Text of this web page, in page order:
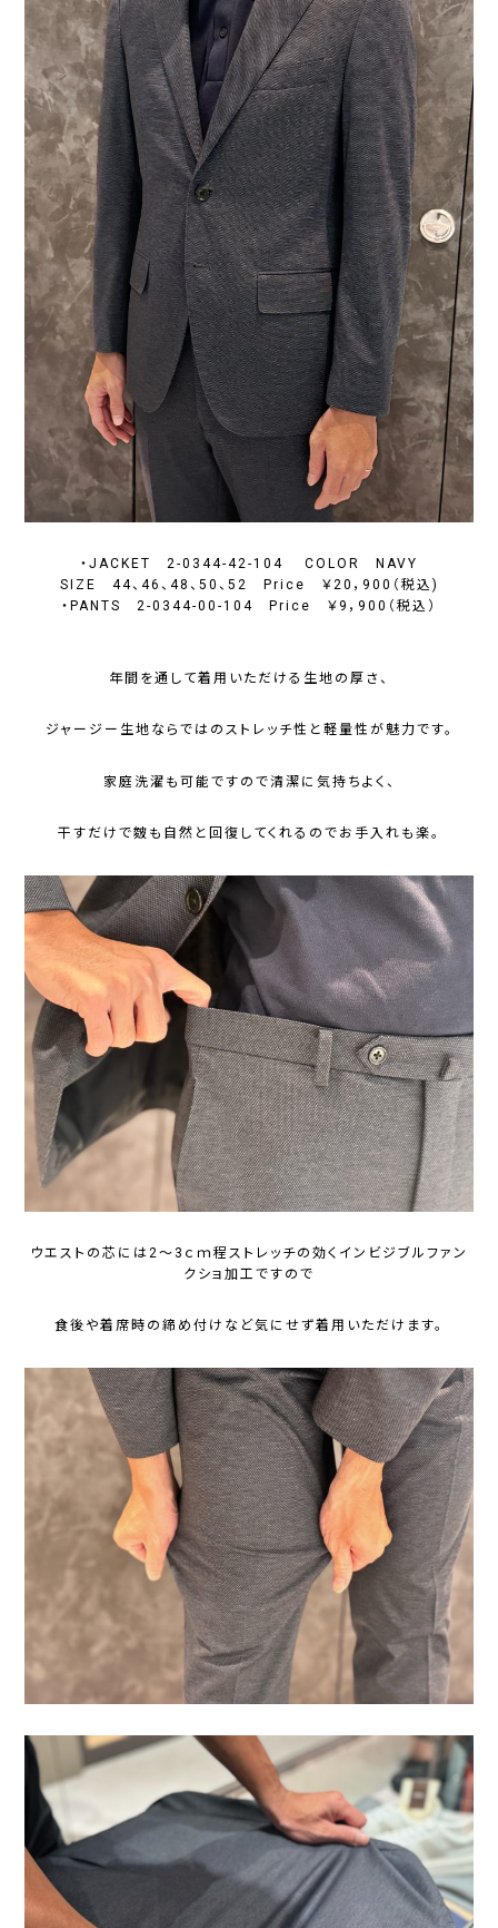
・JACKET 2-0344-42-104 COLOR NAVY
SIZE 44、46、48、50、52 Price ￥20，900（税込)
・PANTS 2-0344-00-104 Price ￥9，900（税込）
年間を通して着用いただける生地の厚さ、
ジャージー生地ならではのストレッチ性と軽量性が魅力です。
家庭洗濯も可能ですので清潔に気持ちよく、
干すだけで皴も自然と回復してくれるのでお手入れも楽。
ウエストの芯には2～3ｃｍ程ストレッチの効くインビジブルファン
クショ加工ですので
食後や着席時の締め付けなど気にせず着用いただけます。